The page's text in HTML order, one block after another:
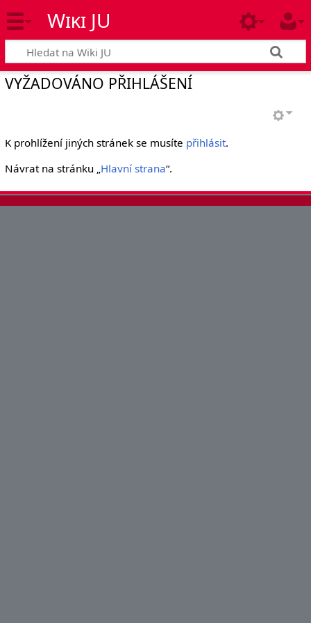
Wiki JU
VYŽADOVÁNO PŘIHLÁŠENÍ
K prohlížení jiných stránek se musíte přihlásit.
Návrat na stránku „Hlavní strana“.